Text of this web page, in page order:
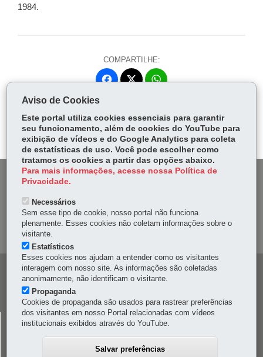
1984.
COMPARTILHE:
Fa
ok
itt
er
W
Ap
p
DENUNCIE CORRUPÇÃO
OUVIDORIA
Navegação
principal
CELEPAR
Rua Mateus Leme, 1561 - Bom Retiro-80520-174-Curitiba
MAPA
Aviso de Cookies
Este portal utiliza cookies essenciais para garantir
seu funcionamento, além de cookies do YouTube para
exibição de vídeos e do Google Analytics para coleta
de estatísticas de uso. Você pode escolher como
tratamos os cookies a partir das opções abaixo.
Para mais informações, acesse nossa Política de
Privacidade.
Necessários
Sem esse tipo de cookie, nosso portal não funciona
plenamente. Esses cookies não coletam informações sobre o
visitante.
Estatísticos
Esses cookies nos ajudam a entender como os visitantes
interagem com nosso site. As informações são coletadas
anonimamente, não identificam o visitante.
Propaganda
Cookies de propaganda são usados para rastrear preferências
dos visitantes em nosso Portal relacionadas com vídeos
institucionais exibidos através do YouTube.
Salvar preferências